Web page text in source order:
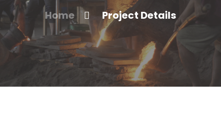
Home Project Details